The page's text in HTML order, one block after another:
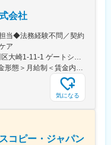
会社
当◆法務経験不問／契約
ア
＜勤務地詳細＞本社住所：東京都品川区大崎1-11-1 ゲートシティ大崎ウエストタワー勤務地最寄駅：JR線／大崎駅受動喫煙対策：屋内全面禁煙変更の範囲：会社の定める事業所（リモートワーク含む）
＜予定年収＞500万円～700万円＜賃金形態＞月給制＜賃金内訳＞月額（基本給）：250,000円～500,000円＜月給＞250,000円～500,000円＜昇給有無＞有＜残業手当＞有＜給与補足＞※給与詳細は経験・能力・前職給与等を踏まえて決定致します。■昇給：年1回（10月）■賞与：年2回（6月・12月）賃金はあくまでも目安の金額であり、選考を通じて上下する可能性があります。月給(月額)は固定手当を含めた表記です。
気になる
コピー・ジャパン